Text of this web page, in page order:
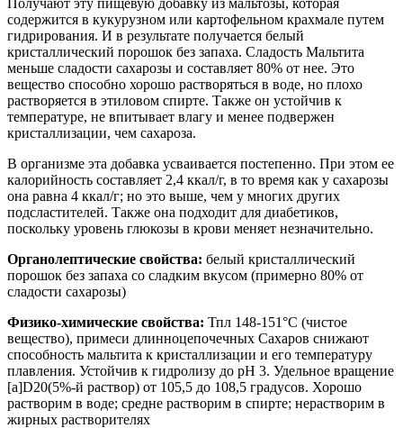
содержится в кукурузном или картофельном крахмале путем
гидрирования. И в результате получается белый
кристаллический порошок без запаха. Сладость Мальтита
меньше сладости сахарозы и составляет 80% от нее. Это
вещество способно хорошо растворяться в воде, но плохо
растворяется в этиловом спирте. Также он устойчив к
температуре, не впитывает влагу и менее подвержен
кристаллизации, чем сахароза.
В организме эта добавка усваивается постепенно. При этом ее
калорийность составляет 2,4 ккал/г, в то время как у сахарозы
она равна 4 ккал/г; но это выше, чем у многих других
подсластителей. Также она подходит для диабетиков,
поскольку уровень глюкозы в крови меняет незначительно.
Органолептические свойства: белый кристаллический
порошок без запаха со сладким вкусом (примерно 80% от
сладости сахарозы)
Физико-химические свойства: Тпл 148-151°С (чистое
вещество), примеси длинноцепочечных Сахаров снижают
способность мальтита к кристаллизации и его температуру
плавления. Устойчив к гидролизу до рН 3. Удельное вращение
[а]D20(5%-й раствор) от 105,5 до 108,5 градусов. Хорошо
растворим в воде; средне растворим в спирте; нерастворим в
жирных растворителях